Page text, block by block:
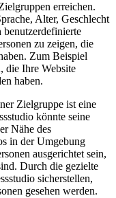
erreichen.
Alter, Geschlecht
benutzerdefinierte
zu zeigen, die
Zum Beispiel
die Ihre Website
haben.
Zielgruppe ist eine
könnte seine
Nähe des
in der Umgebung
ausgerichtet sein,
Durch die gezielte
sicherstellen,
gesehen werden.